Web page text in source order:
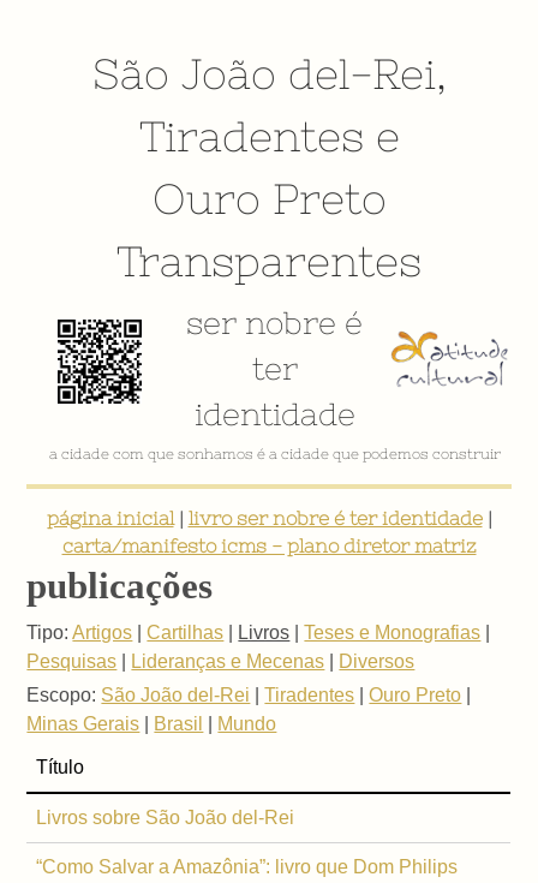
São João del-Rei,
Tiradentes e
Ouro Preto
Transparentes
ser nobre é
ter
identidade
a cidade com que sonhamos é a cidade que podemos construir
página inicial| livro ser nobre é ter identidade|
carta/manifesto icms - plano diretor matriz
publicações
Tipo: Artigos |Cartilhas Livros |Teses e Monografias
Pesquisas
Lideranças e Mecenas
Diversos
Escopo: São João del-Rei |Tiradentes |Ouro Preto
Minas Gerais
Brasil Mundo
Título
Livros sobre São João del-Rei
“Como Salvar a Amazônia”: livro que Dom Philips